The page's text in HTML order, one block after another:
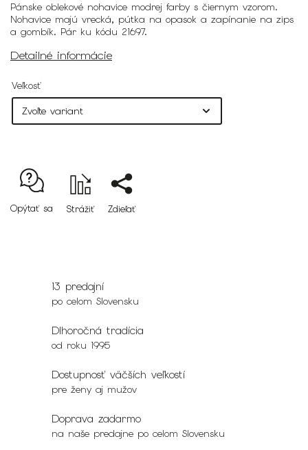
Pánske oblekové nohavice modrej farby s čiernym vzorom.
Nohavice majú vrecká, pútka na opasok a zapínanie na zips
a gombík. Pár ku kódu 21697.
Detailné informácie
Veľkosť
Opýtať sa Strážiť Zdieľať
13 predajní
po celom Slovensku
Dlhoročná tradícia
od roku 1995
Dostupnosť väčších veľkostí
pre ženy aj mužov
Doprava zadarmo
na naše predajne po celom Slovensku